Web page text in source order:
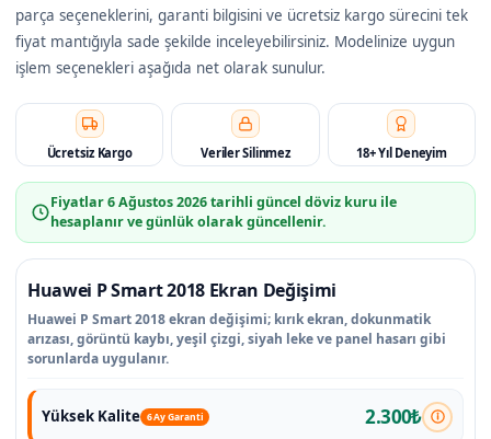
parça seçeneklerini, garanti bilgisini ve ücretsiz kargo sürecini tek
fiyat mantığıyla sade şekilde inceleyebilirsiniz. Modelinize uygun
işlem seçenekleri aşağıda net olarak sunulur.
Ücretsiz Kargo Veriler Silinmez 18+ Yıl Deneyim
Fiyatlar6 Ağustos 2026tarihli güncel döviz kuru ile
hesaplanır ve günlük olarak güncellenir.
Huawei P Smart 2018 Ekran Değişimi
Huawei P Smart 2018 ekran değişimi; kırık ekran, dokunmatik
arızası, görüntü kaybı, yeşil çizgi, siyah leke ve panel hasarı gibi
sorunlarda uygulanır.
Yüksek Kalite 6 Ay Garanti 2.300₺